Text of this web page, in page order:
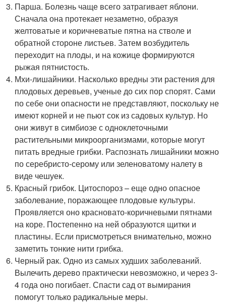
Парша. Болезнь чаще всего затрагивает яблони.
Сначала она протекает незаметно, образуя
желтоватые и коричневатые пятна на стволе и
обратной стороне листьев. Затем возбудитель
переходит на плоды, и на кожице формируются
рыжая пятнистость.
Мхи-лишайники. Насколько вредны эти растения для
плодовых деревьев, ученые до сих пор спорят. Сами
по себе они опасности не представляют, поскольку не
имеют корней и не пьют сок из садовых культур. Но
они живут в симбиозе с одноклеточными
растительными микроорганизмами, которые могут
питать вредные грибки. Распознать лишайники можно
по серебристо-серому или зеленоватому налету в
виде чешуек.
Красный грибок. Цитоспороз – еще одно опасное
заболевание, поражающее плодовые культуры.
Проявляется оно красновато-коричневыми пятнами
на коре. Постепенно на ней образуются щитки и
пластины. Если присмотреться внимательно, можно
заметить тонкие нити грибка.
Черный рак. Одно из самых худших заболеваний.
Вылечить дерево практически невозможно, и через 3-
4 года оно погибает. Спасти сад от вымирания
помогут только радикальные меры.